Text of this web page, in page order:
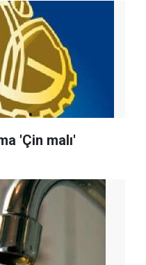
'Çin malı'